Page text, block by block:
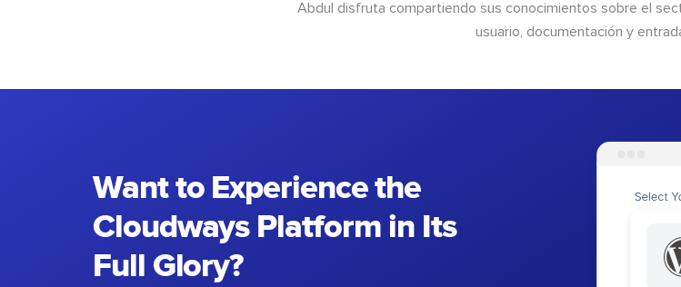
Abdul disfruta compartiendo sus conocimientos sobre el
usuario, documentación y
Want to Experience the
Cloudways Platform in Its
Full Glory?